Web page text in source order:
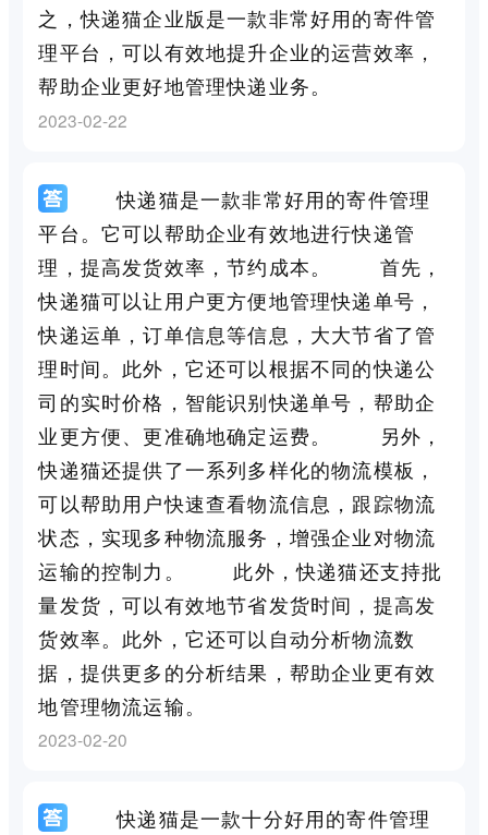
之，快递猫企业版是一款非常好用的寄件管
理平台，可以有效地提升企业的运营效率，
帮助企业更好地管理快递业务。
2023-02-22
快递猫是一款非常好用的寄件管理
平台。它可以帮助企业有效地进行快递管
理，提高发货效率，节约成本。 首先，
快递猫可以让用户更方便地管理快递单号，
快递运单，订单信息等信息，大大节省了管
理时间。此外，它还可以根据不同的快递公
司的实时价格，智能识别快递单号，帮助企
业更方便、更准确地确定运费。 另外，
快递猫还提供了一系列多样化的物流模板，
可以帮助用户快速查看物流信息，跟踪物流
状态，实现多种物流服务，增强企业对物流
运输的控制力。 此外，快递猫还支持批
量发货，可以有效地节省发货时间，提高发
货效率。此外，它还可以自动分析物流数
据，提供更多的分析结果，帮助企业更有效
地管理物流运输。
2023-02-20
快递猫是一款十分好用的寄件管理